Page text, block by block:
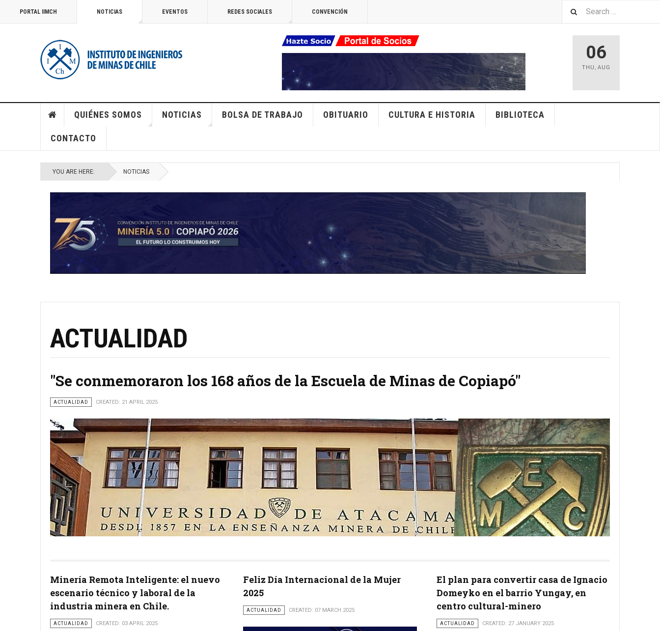
PORTAL IIMCH NOTICIAS EVENTOS REDES SOCIALES CONVENCIÓN
06
THU , AUG
QUIÉNES SOMOS NOTICIAS BOLSA DE TRABAJO OBITUARIO CULTURA E HISTORIA BIBLIOTECA
CONTACTO
YOU ARE HERE: NOTICIAS
ACTUALIDAD
"Se conmemoraron los 168 años de la Escuela de Minas de Copiapó"
ACTUALIDAD CREATED: 21 APRIL 2025
Minería Remota Inteligente: el nuevo
escenario técnico y laboral de la
industria minera en Chile.
ACTUALIDAD CREATED: 03 APRIL 2025
Feliz Día Internacional de la Mujer
2025
ACTUALIDAD CREATED: 07 MARCH 2025
El plan para convertir casa de Ignacio
Domeyko en el barrio Yungay, en
centro cultural-minero
ACTUALIDAD CREATED: 27 JANUARY 2025